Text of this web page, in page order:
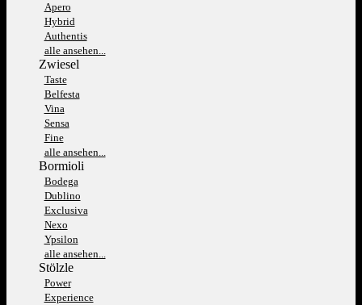
Apero
Hybrid
Authentis
alle ansehen...
Zwiesel
Taste
Belfesta
Vina
Sensa
Fine
alle ansehen...
Bormioli
Bodega
Dublino
Exclusiva
Nexo
Ypsilon
alle ansehen...
Stölzle
Power
Experience